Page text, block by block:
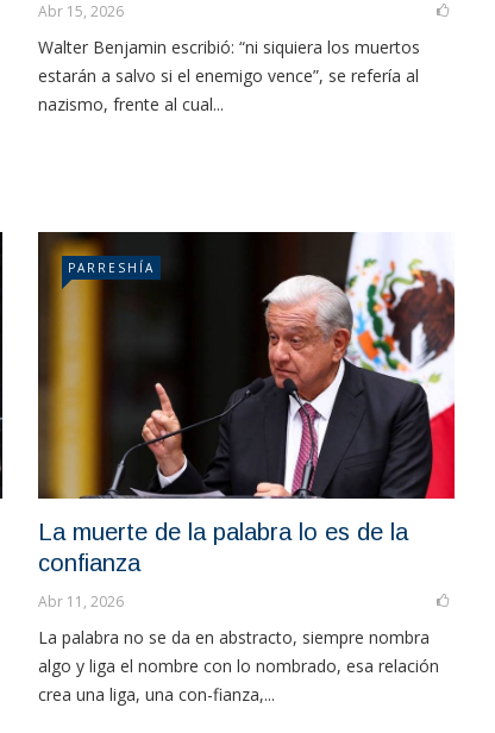
Abr 15, 2026
Walter Benjamin escribió: “ni siquiera los muertos
estarán a salvo si el enemigo vence”, se refería al
nazismo, frente al cual...
PARRESHÍA
La muerte de la palabra lo es de la
confianza
Abr 11, 2026
La palabra no se da en abstracto, siempre nombra
algo y liga el nombre con lo nombrado, esa relación
crea una liga, una con-fianza,...